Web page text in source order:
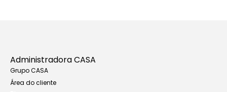
Administradora CASA
Grupo CASA
Área do cliente